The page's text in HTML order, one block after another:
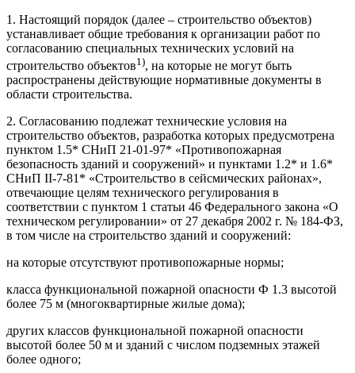
1. Настоящий порядок (далее – строительство объектов)
устанавливает общие требования к организации работ по
согласованию специальных технических условий на
строительство объектов1), на которые не могут быть
распространены действующие нормативные документы в
области строительства.
2. Согласованию подлежат технические условия на
строительство объектов, разработка которых предусмотрена
пунктом 1.5* СНиП 21-01-97* «Противопожарная
безопасность зданий и сооружений» и пунктами 1.2* и 1.6*
СНиП II-7-81* «Строительство в сейсмических районах»,
отвечающие целям технического регулирования в
соответствии с пунктом 1 статьи 46 Федерального закона «О
техническом регулировании» от 27 декабря 2002 г. № 184-ФЗ,
в том числе на строительство зданий и сооружений:
на которые отсутствуют противопожарные нормы;
класса функциональной пожарной опасности Ф 1.3 высотой
более 75 м (многоквартирные жилые дома);
других классов функциональной пожарной опасности
высотой более 50 м и зданий с числом подземных этажей
более одного;